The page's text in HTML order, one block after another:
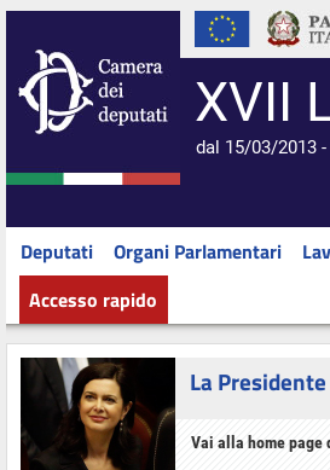
XVII
dal 15/03/2013
Deputati Organi Parlamentari
Accesso rapido
La Presidente
Vai alla home page